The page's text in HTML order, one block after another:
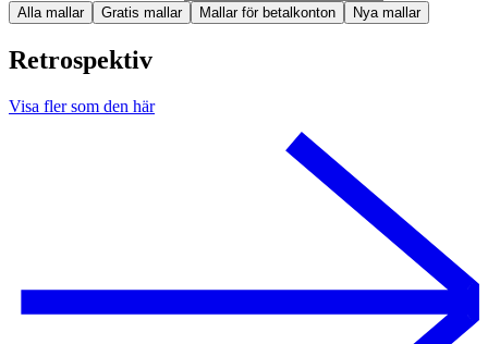
Alla mallar Gratis mallar Mallar för betalkonton Nya mallar
Retrospektiv
Visa fler som den här